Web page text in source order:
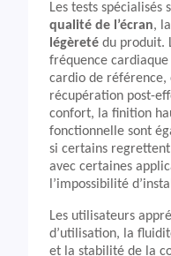
Les tests
qualité de l’écran, la
légèreté du produit.
fréquence
cardio de référence,
récupération post-
confort, la finition
fonctionnelle sont
si certains
avec certaines
l’impossibilité
Les utilisateurs
d’utilisation, la
et la stabilité de la